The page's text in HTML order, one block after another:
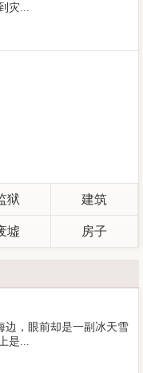
灾...
狱 建筑
墟 房子
边，眼前却是一副冰天雪
是...